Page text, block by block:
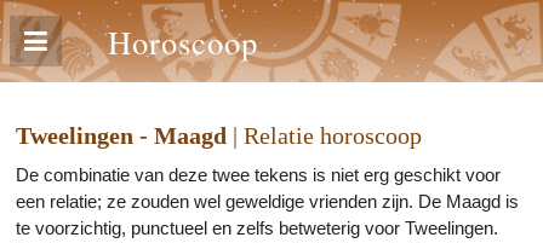
Horoscoop
Tweelingen - Maagd | Relatie horoscoop
De combinatie van deze twee tekens is niet erg geschikt voor
een relatie; ze zouden wel geweldige vrienden zijn. De Maagd is
te voorzichtig, punctueel en zelfs betweterig voor Tweelingen.